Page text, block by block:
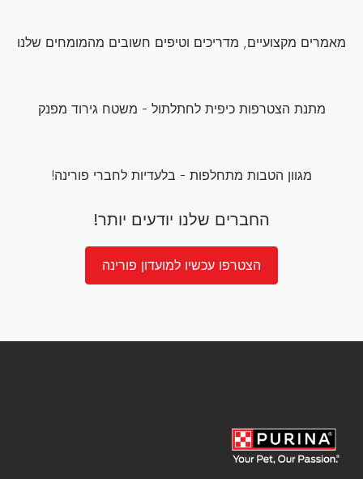
מאמרים מקצועיים, מדריכים וטיפים חשובים מהמומחים שלנו
מתנת הצטרפות כיפית לחתלתול - משטח גירוד מפנק
מגוון הטבות מתחלפות - בלעדיות לחברי פורינה!
החברים שלנו יודעים יותר!
הצטרפו עכשיו למועדון פורינה